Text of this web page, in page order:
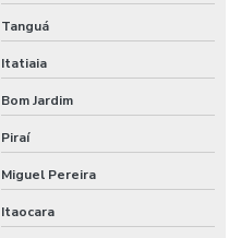
Tanguá
Itatiaia
Bom Jardim
Piraí
Miguel Pereira
Itaocara